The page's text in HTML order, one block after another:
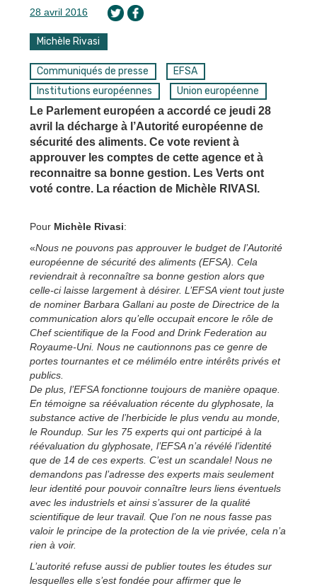
28 avril 2016
Michèle Rivasi
Communiqués de presse
EFSA
Institutions européennes
Union européenne
Le Parlement européen a accordé ce jeudi 28
avril la décharge à l’Autorité européenne de
sécurité des aliments. Ce vote revient à
approuver les comptes de cette agence et à
reconnaitre sa bonne gestion. Les Verts ont
voté contre. La réaction de Michèle RIVASI.
Pour Michèle Rivasi:
«Nous ne pouvons pas approuver le budget de l’Autorité
européenne de sécurité des aliments (EFSA). Cela
reviendrait à reconnaître sa bonne gestion alors que
celle-ci laisse largement à désirer. L’EFSA vient tout juste
de nominer Barbara Gallani au poste de Directrice de la
communication alors qu’elle occupait encore le rôle de
Chef scientifique de la Food and Drink Federation au
Royaume-Uni. Nous ne cautionnons pas ce genre de
portes tournantes et ce mélimélo entre intérêts privés et
publics.
De plus, l’EFSA fonctionne toujours de manière opaque.
En témoigne sa réévaluation récente du glyphosate, la
substance active de l’herbicide le plus vendu au monde,
le Roundup. Sur les 75 experts qui ont participé à la
réévaluation du glyphosate, l’EFSA n’a révélé l’identité
que de 14 de ces experts. C’est un scandale! Nous ne
demandons pas l’adresse des experts mais seulement
leur identité pour pouvoir connaître leurs liens éventuels
avec les industriels et ainsi s’assurer de la qualité
scientifique de leur travail. Que l’on ne nous fasse pas
valoir le principe de la protection de la vie privée, cela n’a
rien à voir.
L’autorité refuse aussi de publier toutes les études sur
lesquelles elle s’est fondée pour affirmer que le